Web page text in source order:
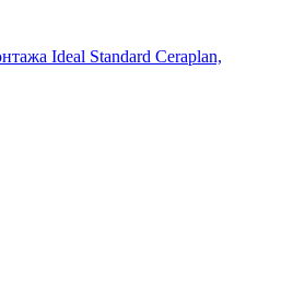
Ideal Standard Ceraplan,